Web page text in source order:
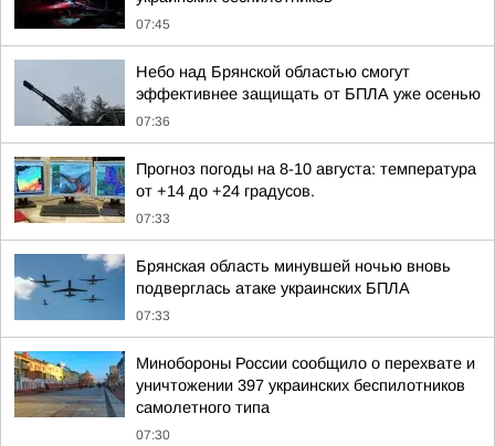
07:45
Небо над Брянской областью смогут
эффективнее защищать от БПЛА уже осенью
07:36
Прогноз погоды на 8-10 августа: температура
от +14 до +24 градусов.
07:33
Брянская область минувшей ночью вновь
подверглась атаке украинских БПЛА
07:33
Минобороны России сообщило о перехвате и
уничтожении 397 украинских беспилотников
самолетного типа
07:30